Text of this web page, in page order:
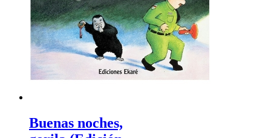
Buenas noches,